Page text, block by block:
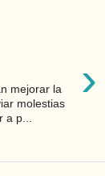
›
mejorar la
molestias
a p...